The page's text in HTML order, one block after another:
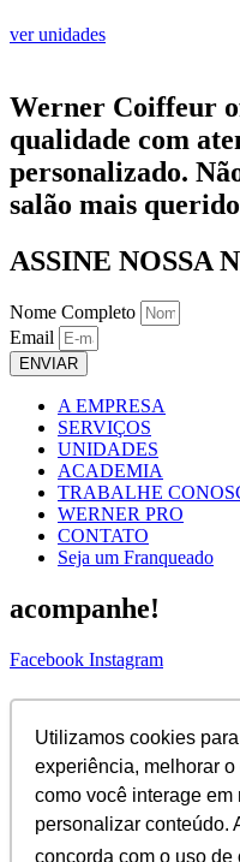
Utilizamos cookies
experiência, melhorar
como você interage em
personalizar conteúdo.
concorda com o uso de
ver unidades
Werner Coiffeur
qualidade com
personalizado.
salão mais
ASSINE NOSSA
Nome Completo
Email
ENVIAR
A EMPRESA
SERVIÇOS
UNIDADES
ACADEMIA
TRABALHE
WERNER PRO
CONTATO
Seja um Franqueado
acompanhe!
Facebook Instagram
ASSINE NOSSA
Nome Completo
Email